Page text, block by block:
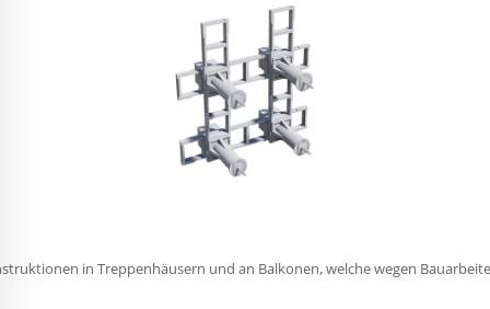
in Treppenhäusern und an Balkonen, welche wegen